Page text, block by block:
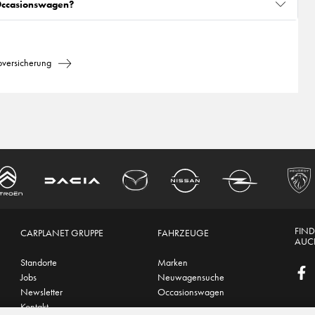
CARPLANET GRUPPE
Standorte
Jobs
Newsletter
Kontakt
FAHRZEUGE
Marken
Neuwagensuche
Occasionswagen